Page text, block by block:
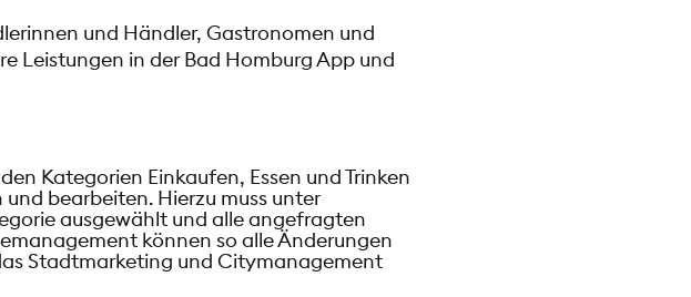
und Händler, Gastronomen und
Leistungen in der Bad Homburg App und
Kategorien Einkaufen, Essen und Trinken
bearbeiten. Hierzu muss unter
ausgewählt und alle angefragten
können so alle Änderungen
Stadtmarketing und Citymanagement